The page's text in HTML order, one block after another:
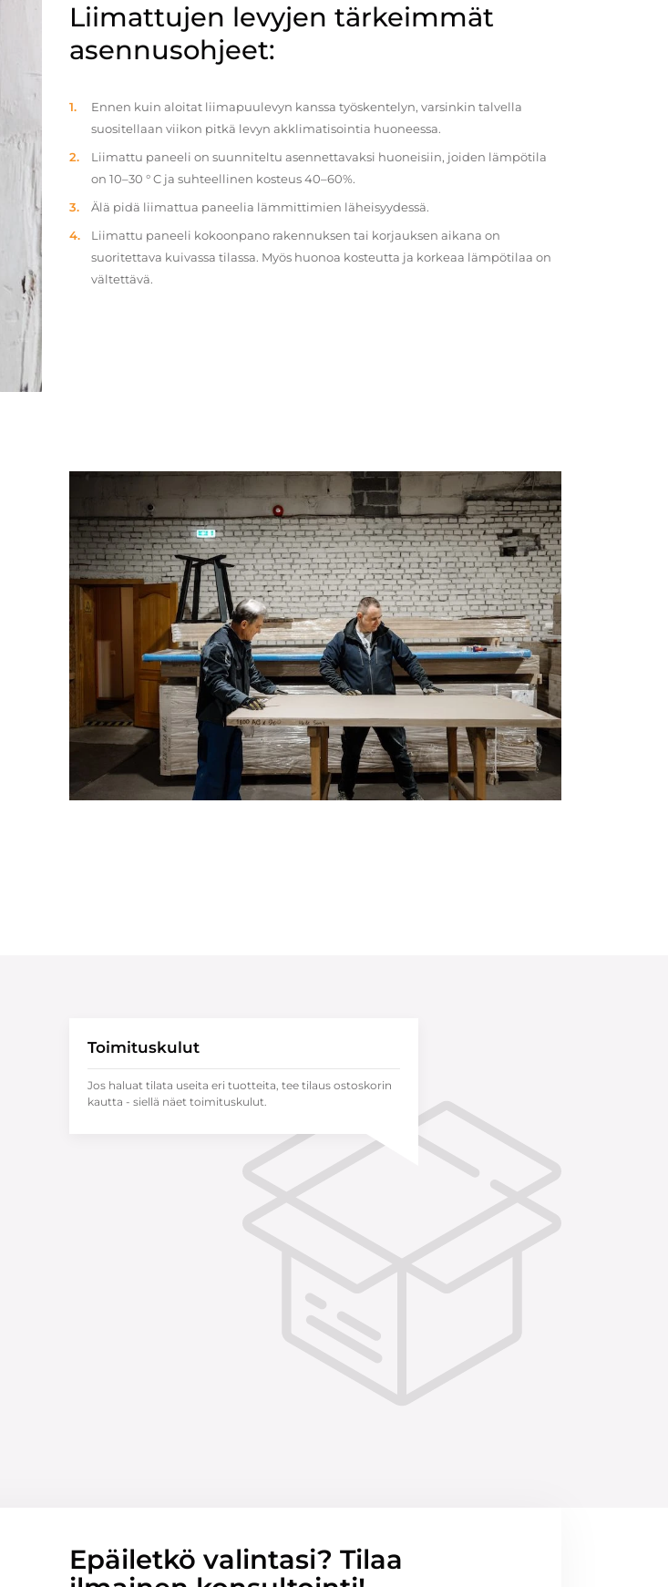
Liimattujen levyjen tärkeimmät
asennusohjeet:
Ennen kuin aloitat liimapuulevyn kanssa työskentelyn, varsinkin talvella
suositellaan viikon pitkä levyn akklimatisointia huoneessa.
Liimattu paneeli on suunniteltu asennettavaksi huoneisiin, joiden lämpötila
on 10–30 ° C ja suhteellinen kosteus 40–60%.
Älä pidä liimattua paneelia lämmittimien läheisyydessä.
Liimattu paneeli kokoonpano rakennuksen tai korjauksen aikana on
suoritettava kuivassa tilassa. Myös huonoa kosteutta ja korkeaa lämpötilaa on
vältettävä.
Toimituskulut
Jos haluat tilata useita eri tuotteita, tee tilaus ostoskorin
kautta - siellä näet toimituskulut.
Epäiletkö valintasi? Tilaa